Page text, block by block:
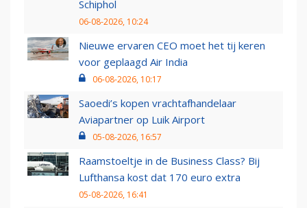
Schiphol
06-08-2026, 10:24
Nieuwe ervaren CEO moet het tij keren
voor geplaagd Air India
06-08-2026, 10:17
Saoedi’s kopen vrachtafhandelaar
Aviapartner op Luik Airport
05-08-2026, 16:57
Raamstoeltje in de Business Class? Bij
Lufthansa kost dat 170 euro extra
05-08-2026, 16:41